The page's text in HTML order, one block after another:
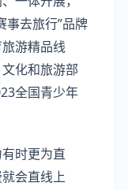
事去旅行”品牌
游精品线
化和旅游部
全国青少年
时更为直
会直线上